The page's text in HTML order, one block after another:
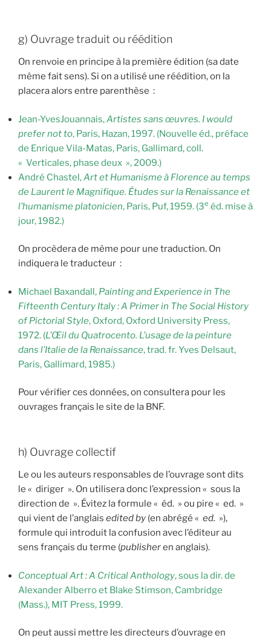
g) Ouvrage traduit ou réédition
On renvoie en principe à la première édition (sa date
même fait sens). Si on a utilisé une réédition, on la
placera alors entre parenthèse :
Jean-YvesJouannais,Artistes sans œuvres. I would
prefer not to, Paris, Hazan, 1997. (Nouvelle éd., préface
de Enrique Vila-Matas, Paris, Gallimard, coll.
« Verticales, phase deux », 2009.)
André Chastel,Art et Humanisme à Florence au temps
de Laurent le Magnifique. Études sur la Renaissance et
l’humanisme platonicien, Paris, Puf, 1959. (3e éd. mise à
jour, 1982.)
On procèdera de même pour une traduction. On
indiquera le traducteur :
Michael Baxandall, Painting and Experience in The
Fifteenth Century Italy : A Primer in The Social History
of Pictorial Style, Oxford, Oxford University Press,
1972. (L’Œil du Quatrocento. L’usage de la peinture
dans l’Italie de la Renaissance, trad. fr. Yves Delsaut,
Paris, Gallimard, 1985.)
Pour vérifier ces données, on consultera pour les
ouvrages français le site de la BNF.
h) Ouvrage collectif
Le ou les auteurs responsables de l’ouvrage sont dits
le « diriger ». On utilisera donc l’expression « sous la
direction de ». Évitez la formule « éd. » ou pire « ed. »
qui vient de l’anglais edited by (en abrégé « ed. »),
formule qui introduit la confusion avec l’éditeur au
sens français du terme (publisheren anglais).
Conceptual Art : A Critical Anthology, sous la dir. de
Alexander Alberro et Blake Stimson, Cambridge
(Mass.), MIT Press, 1999.
On peut aussi mettre les directeurs d’ouvrage en